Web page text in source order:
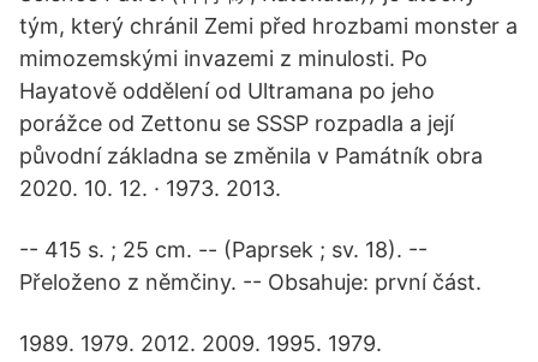
tým, který chránil Zemi před hrozbami monster a
mimozemskými invazemi z minulosti. Po
Hayatově oddělení od Ultramana po jeho
porážce od Zettonu se SSSP rozpadla a její
původní základna se změnila v Památník obra
2020. 10. 12. · 1973. 2013.
-- 415 s. ; 25 cm. -- (Paprsek ; sv. 18). --
Přeloženo z němčiny. -- Obsahuje: první část.
1989. 1979. 2012. 2009. 1995. 1979.